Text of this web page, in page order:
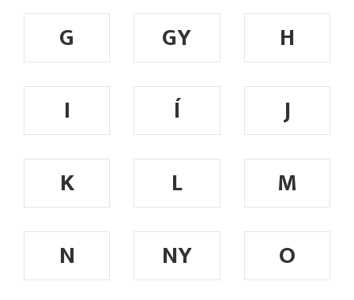
G
GY
H
I
Í
J
K
L
M
N
NY O